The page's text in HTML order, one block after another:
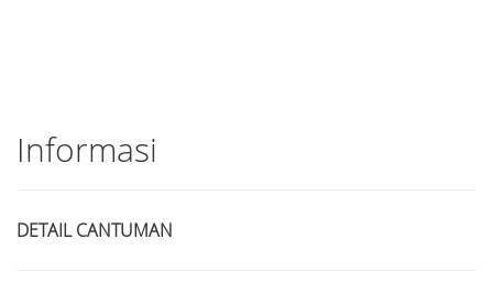
Informasi
DETAIL CANTUMAN